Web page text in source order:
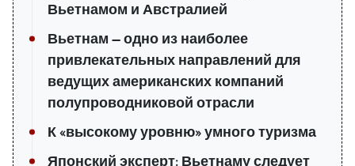
Вьетнамом и Австралией
Вьетнам — одно из наиболее
привлекательных направлений для
ведущих американских компаний
полупроводниковой отрасли
К «высокому уровню» умного туризма
Японский эксперт: Вьетнаму следует